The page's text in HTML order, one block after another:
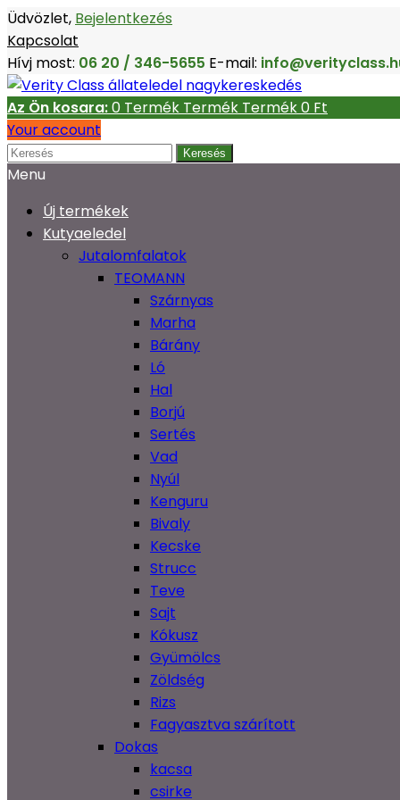
Üdvözlet, Bejelentkezés
Kapcsolat
Hívj most: 06 20 / 346-5655 E-mail:
Az Ön kosara:0 Termék Termék Termék0 Ft‎
Your account
Keresés
Menu
Új termékek
Kutyaeledel
Jutalomfalatok
TEOMANN
Szárnyas
Marha
Bárány
Ló
Hal
Borjú
Sertés
Vad
Nyúl
Kenguru
Bivaly
Kecske
Strucc
Teve
Sajt
Kókusz
Gyümölcs
Zöldség
Rizs
Fagyasztva szárított
Dokas
kacsa
csirke